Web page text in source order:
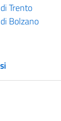
Trento
Bolzano